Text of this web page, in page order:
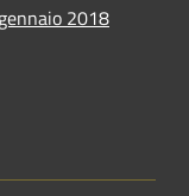
2018